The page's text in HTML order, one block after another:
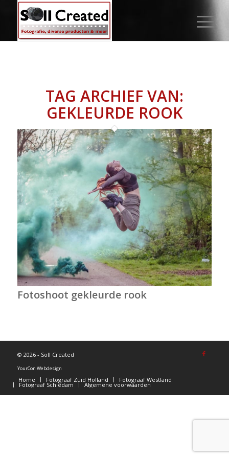
TAG ARCHIEF VAN:
GEKLEURDE ROOK
Fotoshoot gekleurde rook
© 2026 - Soll Created
YourCon Webdesign
Home Fotograaf Zuid Holland Fotograaf Westland
Fotograaf Schiedam Algemene voorwaarden